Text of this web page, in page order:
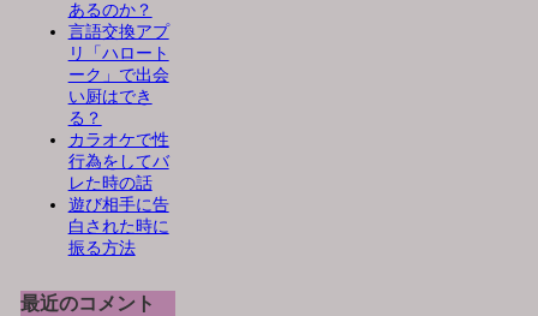
あるのか？
言語交換アプ
リ「ハロート
ーク」で出会
い厨はでき
る？
カラオケで性
行為をしてバ
レた時の話
遊び相手に告
白された時に
振る方法
最近のコメント